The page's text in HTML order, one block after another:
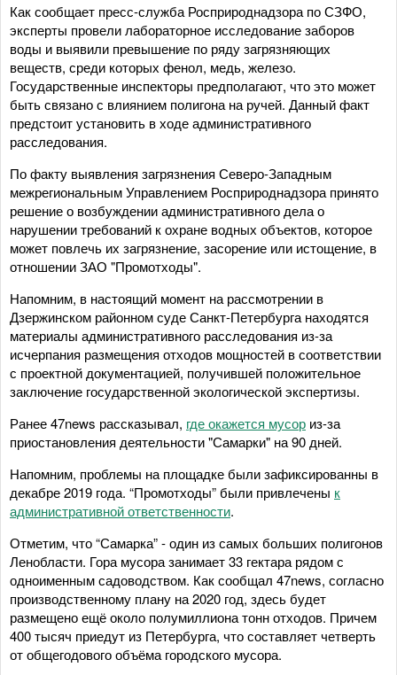
Как сообщает пресс-служба Росприроднадзора по СЗФО,
эксперты провели лабораторное исследование заборов
воды и выявили превышение по ряду загрязняющих
веществ, среди которых фенол, медь, железо.
Государственные инспекторы предполагают, что это может
быть связано с влиянием полигона на ручей. Данный факт
предстоит установить в ходе административного
расследования.
По факту выявления загрязнения Северо-Западным
межрегиональным Управлением Росприроднадзора принято
решение о возбуждении административного дела о
нарушении требований к охране водных объектов, которое
может повлечь их загрязнение, засорение или истощение, в
отношении ЗАО "Промотходы".
Напомним, в настоящий момент на рассмотрении в
Дзержинском районном суде Санкт-Петербурга находятся
материалы административного расследования из-за
исчерпания размещения отходов мощностей в соответствии
с проектной документацией, получившей положительное
заключение государственной экологической экспертизы.
Ранее 47news рассказывал, где окажется мусор из-за
приостановления деятельности "Самарки" на 90 дней.
Напомним, проблемы на площадке были зафиксированны в
декабре 2019 года. “Промотходы” были привлечены к
административной ответственности.
Отметим, что “Самарка” - один из самых больших полигонов
Ленобласти. Гора мусора занимает 33 гектара рядом с
одноименным садоводством. Как сообщал 47news, согласно
производственному плану на 2020 год, здесь будет
размещено ещё около полумиллиона тонн отходов. Причем
400 тысяч приедут из Петербурга, что составляет четверть
от общегодового объёма городского мусора.